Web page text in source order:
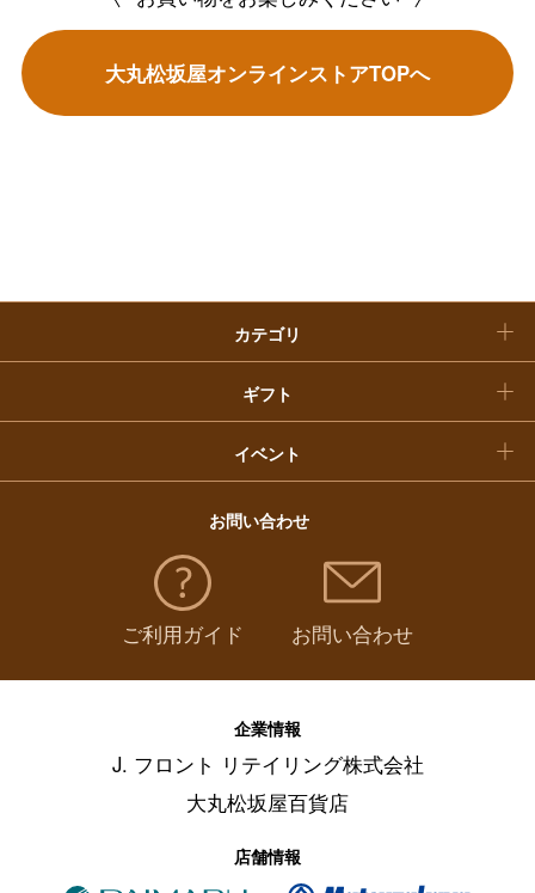
大丸松坂屋オンラインストアTOPへ
カテゴリ
ベビー＆キッズ
ギフト
お香典返し
イベント
お中元
福袋
お問い合わせ
ご利用ガイド お問い合わせ
企業情報
J. フロント リテイリング株式会社
大丸松坂屋百貨店
店舗情報